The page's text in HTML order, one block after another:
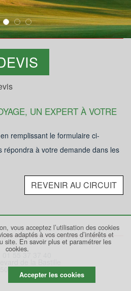
UN EXPERT À VOTRE
remplissant le formulaire ci-
répondra à votre demande dans les
REVENIR AU CIRCUIT
75012 PARIS
vous acceptez l’utilisation des cookies
adaptés à vos centres d’intérêts et
site. En savoir plus et paramétrer les
cookies.
Accepter les cookies